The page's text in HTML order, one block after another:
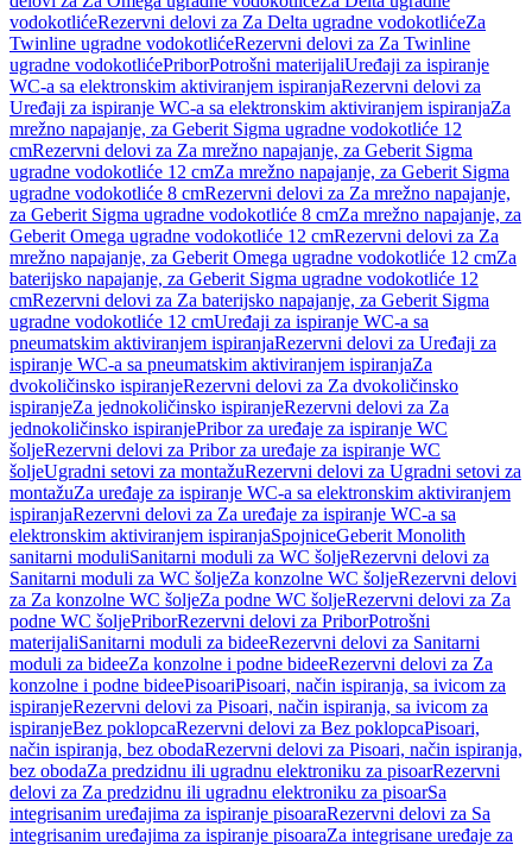
vodokotlićeRezervni delovi za Za Delta ugradne vodokotlićeZa
Twinline ugradne vodokotlićeRezervni delovi za Za Twinline
ugradne vodokotlićePriborPotrošni materijaliUređaji za ispiranje
WC-a sa elektronskim aktiviranjem ispiranjaRezervni delovi za
Uređaji za ispiranje WC-a sa elektronskim aktiviranjem ispiranjaZa
mrežno napajanje, za Geberit Sigma ugradne vodokotliće 12
cmRezervni delovi za Za mrežno napajanje, za Geberit Sigma
ugradne vodokotliće 12 cmZa mrežno napajanje, za Geberit Sigma
ugradne vodokotliće 8 cmRezervni delovi za Za mrežno napajanje,
za Geberit Sigma ugradne vodokotliće 8 cmZa mrežno napajanje, za
Geberit Omega ugradne vodokotliće 12 cmRezervni delovi za Za
mrežno napajanje, za Geberit Omega ugradne vodokotliće 12 cmZa
baterijsko napajanje, za Geberit Sigma ugradne vodokotliće 12
cmRezervni delovi za Za baterijsko napajanje, za Geberit Sigma
ugradne vodokotliće 12 cmUređaji za ispiranje WC-a sa
pneumatskim aktiviranjem ispiranjaRezervni delovi za Uređaji za
ispiranje WC-a sa pneumatskim aktiviranjem ispiranjaZa
dvokoličinsko ispiranjeRezervni delovi za Za dvokoličinsko
ispiranjeZa jednokoličinsko ispiranjeRezervni delovi za Za
jednokoličinsko ispiranjePribor za uređaje za ispiranje WC
šoljeRezervni delovi za Pribor za uređaje za ispiranje WC
šoljeUgradni setovi za montažuRezervni delovi za Ugradni setovi za
montažuZa uređaje za ispiranje WC-a sa elektronskim aktiviranjem
ispiranjaRezervni delovi za Za uređaje za ispiranje WC-a sa
elektronskim aktiviranjem ispiranjaSpojniceGeberit Monolith
sanitarni moduliSanitarni moduli za WC šoljeRezervni delovi za
Sanitarni moduli za WC šoljeZa konzolne WC šoljeRezervni delovi
za Za konzolne WC šoljeZa podne WC šoljeRezervni delovi za Za
podne WC šoljePriborRezervni delovi za PriborPotrošni
materijaliSanitarni moduli za bideeRezervni delovi za Sanitarni
moduli za bideeZa konzolne i podne bideeRezervni delovi za Za
konzolne i podne bideePisoariPisoari, način ispiranja, sa ivicom za
ispiranjeRezervni delovi za Pisoari, način ispiranja, sa ivicom za
ispiranjeBez poklopcaRezervni delovi za Bez poklopcaPisoari,
način ispiranja, bez obodaRezervni delovi za Pisoari, način ispiranja,
bez obodaZa predzidnu ili ugradnu elektroniku za pisoarRezervni
delovi za Za predzidnu ili ugradnu elektroniku za pisoarSa
integrisanim uređajima za ispiranje pisoaraRezervni delovi za Sa
integrisanim uređajima za ispiranje pisoaraZa integrisane uređaje za